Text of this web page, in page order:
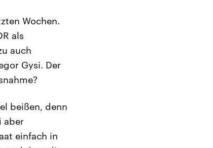
Wochen.
als
auch
Gysi. Der
beißen, denn
aber
einfach in